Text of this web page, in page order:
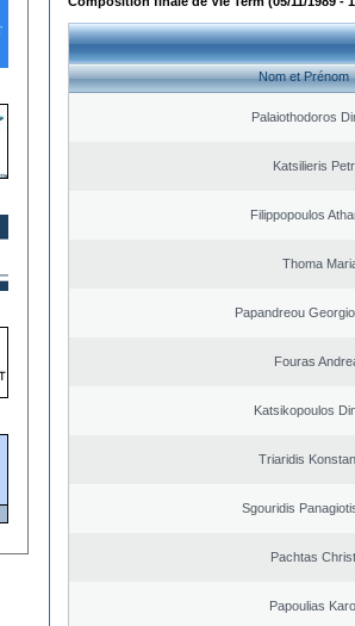
Nom et Prénom
Palaiothodoros
Katsilieris
Filippopoulos
Thoma
Papandreou
Fouras
Katsikopoulos
Triaridis
Sgouridis
Pachtas
Papoulias